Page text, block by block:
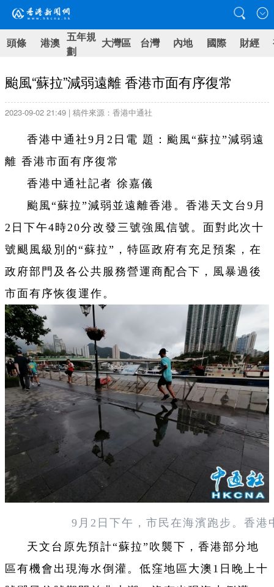
頭條 港澳 五年規
劃
大灣區 台灣 內地 國際 財經
颱風“蘇拉”減弱遠離 香港市面有序復常
2023-09-02 21:49 | 稿件來源：香港中通社
香港中通社9月2日電 題：颱風“蘇拉”減弱遠
離 香港市面有序復常
香港中通社記者 徐嘉儀
颱風“蘇拉”減弱並遠離香港。香港天文台9月
2日下午4時20分改發三號強風信號。面對此次十
號颶風級別的“蘇拉”，特區政府有充足預案，在
政府部門及各公共服務營運商配合下，風暴過後
市面有序恢復運作。
9月2日下午，市民在海濱跑步。香港
天文台原先預計“蘇拉”吹襲下，香港部分地
區有機會出現海水倒灌。低窪地區大澳1日晚上十